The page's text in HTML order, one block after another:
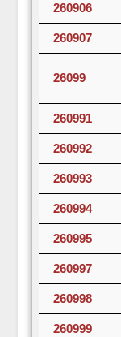
260906
260907
26099
260991
260992
260993
260994
260995
260997
260998
260999